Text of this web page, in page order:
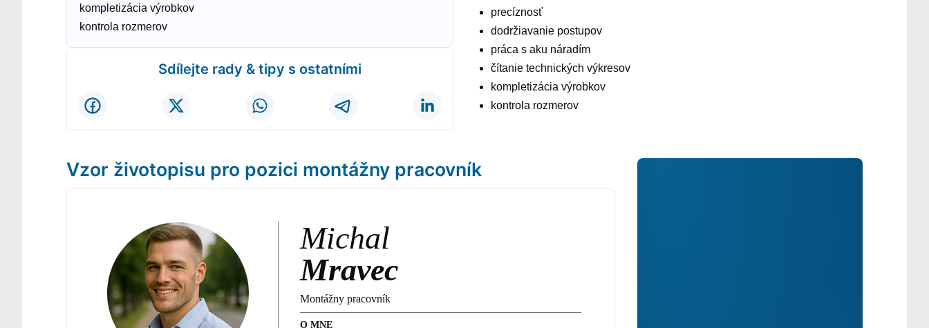
kompletizácia výrobkov
kontrola rozmerov
Sdílejte rady & tipy s ostatními
precíznosť
dodržiavanie postupov
práca s aku náradím
čítanie technických výkresov
kompletizácia výrobkov
kontrola rozmerov
Vzor životopisu pro pozici montážny pracovník
Michal
Mravec
Montážny pracovník
O MNE